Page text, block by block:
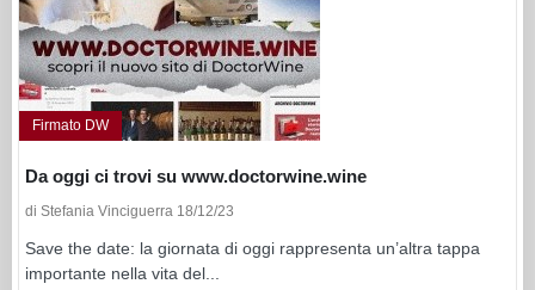
Firmato DW
Da oggi ci trovi su www.doctorwine.wine
di Stefania Vinciguerra 18/12/23
Save the date: la giornata di oggi rappresenta un’altra tappa
importante nella vita del...